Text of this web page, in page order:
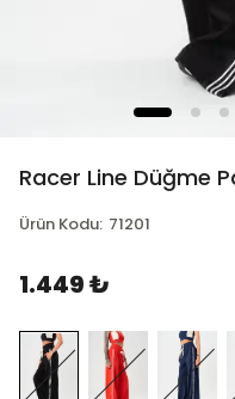
Racer Line Düğme
Ürün Kodu: 71201
1.449 ₺